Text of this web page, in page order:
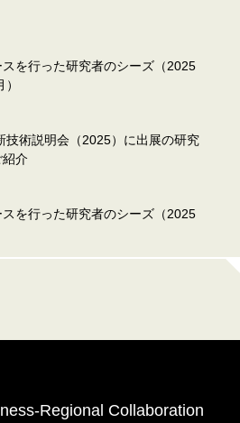
を行った研究者のシーズ（2025
技術説明会（2025）に出展の研究
紹介
を行った研究者のシーズ（2025
Regional Collaboration